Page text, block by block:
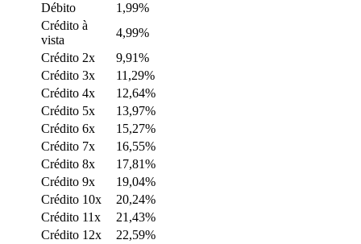
Débito
1,99%
Crédito à
vista
4,99%
Crédito 2x
9,91%
Crédito 3x
11,29%
Crédito 4x
12,64%
Crédito 5x
13,97%
Crédito 6x
15,27%
Crédito 7x
16,55%
Crédito 8x
17,81%
Crédito 9x
19,04%
Crédito 10x
20,24%
Crédito 11x
21,43%
Crédito 12x
22,59%